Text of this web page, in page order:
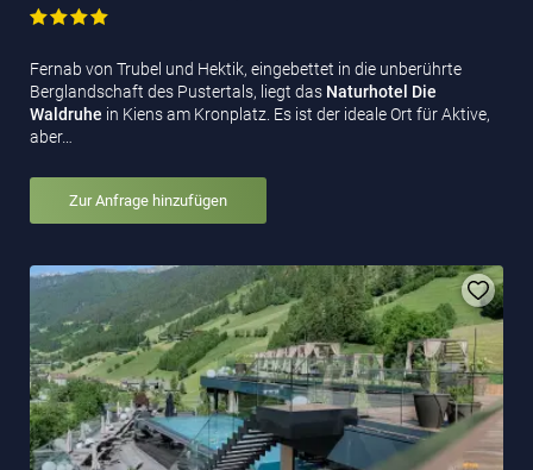
Fernab von Trubel und Hektik, eingebettet in die unberührte
Berglandschaft des Pustertals, liegt das Naturhotel Die
Waldruhe in Kiens am Kronplatz. Es ist der ideale Ort für Aktive,
aber…
Zur Anfrage hinzufügen